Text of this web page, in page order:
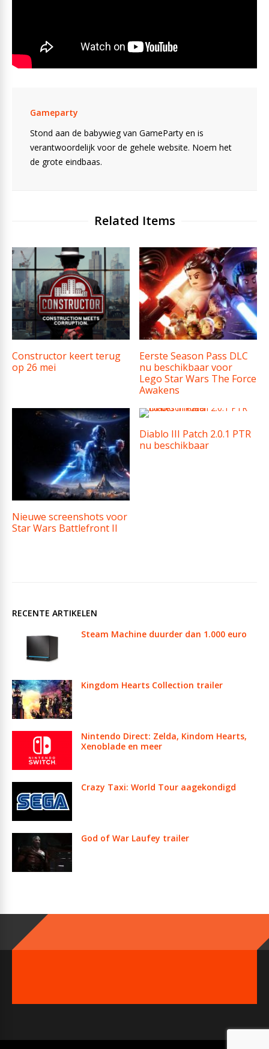
Gameparty
Stond aan de babywieg van GameParty en is
verantwoordelijk voor de gehele website. Noem het
de grote eindbaas.
Related Items
Constructor keert terug
op 26 mei
Eerste Season Pass DLC
nu beschikbaar voor
Lego Star Wars The Force
Awakens
Nieuwe screenshots voor
Star Wars Battlefront II
Diablo III Patch 2.0.1 PTR
nu beschikbaar
RECENTE ARTIKELEN
Steam Machine duurder dan 1.000 euro
Kingdom Hearts Collection trailer
Nintendo Direct: Zelda, Kindom Hearts,
Xenoblade en meer
Crazy Taxi: World Tour aagekondigd
God of War Laufey trailer